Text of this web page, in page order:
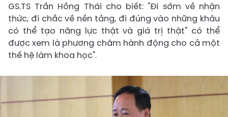
GS.TS Trần Hồng Thái cho biết: "Đi sớm về nhận
thức, đi chắc về nền tảng, đi đúng vào những khâu
có thể tạo năng lực thật và giá trị thật" có thể
được xem là phương châm hành động cho cả một
thế hệ làm khoa học".